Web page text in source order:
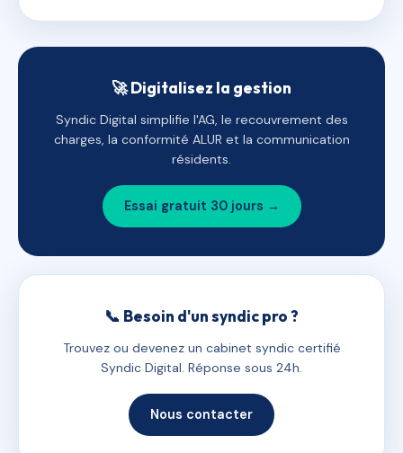
🚀 Digitalisez la gestion
Syndic Digital simplifie l'AG, le recouvrement des
charges, la conformité ALUR et la communication
résidents.
Essai gratuit 30 jours →
📞 Besoin d'un syndic pro ?
Trouvez ou devenez un cabinet syndic certifié
Syndic Digital. Réponse sous 24h.
Nous contacter